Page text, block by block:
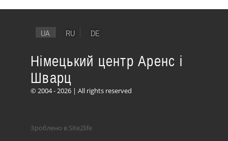
UA RU DE
Німецький центр Аренс і
Шварц
© 2004 - 2026 | All rights reserved
Зроблено в Site2life